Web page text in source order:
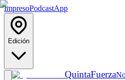
ImpresoPodcastApp
Edición
QuintaFuerza